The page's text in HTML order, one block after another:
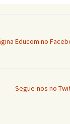
Educom no
Segue-nos no